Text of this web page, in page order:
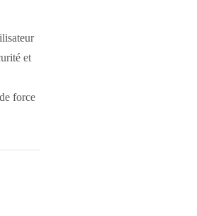
et
force